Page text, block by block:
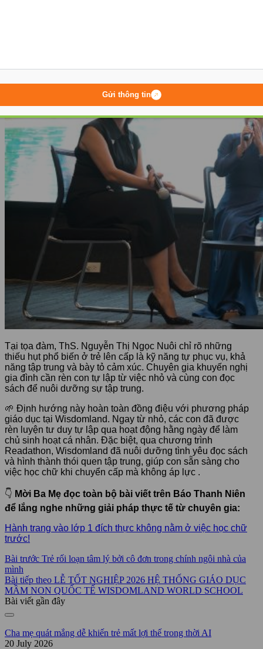
Tại tọa đàm, ThS. Nguyễn Thị Ngọc Nuôi chỉ rõ những
thiếu hụt phổ biến ở trẻ lên cấp là kỹ năng tự phục vụ, khả
năng tập trung và bày tỏ cảm xúc. Chuyên gia khuyến nghị
gia đình cần rèn con tự lập từ việc nhỏ và cùng con đọc
sách để nuôi dưỡng sự tập trung.
🌱 Định hướng này hoàn toàn đồng điệu với phương pháp
giáo dục tại Wisdomland. Ngay từ nhỏ, các con đã được
rèn luyện tư duy tự lập qua hoạt động hằng ngày để làm
chủ sinh hoạt cá nhân. Đặc biệt, qua chương trình
Readathon, Wisdomland đã nuôi dưỡng tình yêu đọc sách
và hình thành thói quen tập trung, giúp con sẵn sàng cho
việc học chữ khi chuyển cấp mà không áp lực .
👇 Mời Ba Mẹ đọc toàn bộ bài viết trên Báo Thanh Niên
để lắng nghe những giải pháp thực tế từ chuyên gia:
Hành trang vào lớp 1 đích thực không nằm ở việc học chữ
trước!
Bài trước Trẻ rối loạn tâm lý bởi cô đơn trong chính ngôi nhà của
mình
Bài tiếp theo LỄ TỐT NGHIỆP 2026 HỆ THỐNG GIÁO DỤC
MẦM NON QUỐC TẾ WISDOMLAND WORLD SCHOOL
Bài viết gần đây
Cha mẹ quát mắng dễ khiến trẻ mất lợi thế trong thời AI
20 July 2026
Gửi thông tin